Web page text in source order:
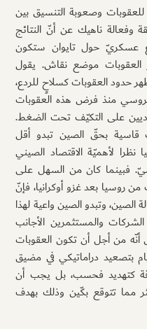
وصعوبة التنسيق بين
وفعالة ناهيك عن أنّ النتائج
عسكريّ حول تايوان ستكون
العقوبات موضع نقاش. يقول
حدود العقوبات كسلاحٍ للردع،
منذ فرض هذه العقوبات
على التكيّف تحت الضغط.
قاسية بحقّ الصين تبدو أقل
لأهميّة الاقتصاد الصيني
فبينما كان من السهل على
روسيا بعد غزو أوكرانيا، فإنّ
الصين، وتبدو الصين واعية لهذا
والمستثمرين الأجانب
أنّه من أجل أن تكون العقوبات
بتصعيد دراماتيكي في مضيق
كتهديد فحسب، بل يجب أن
مما تتوقع بكّين وذلك بهدف